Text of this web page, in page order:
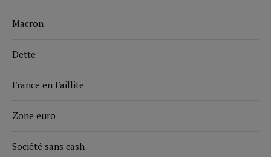
Macron
Dette
France en Faillite
Zone euro
Société sans cash